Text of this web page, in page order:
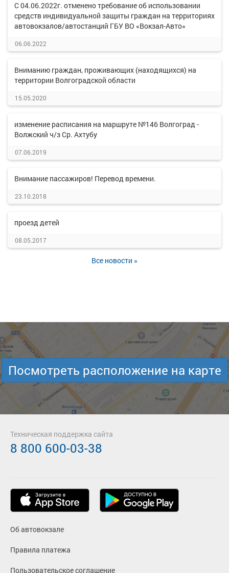
С 04.06.2022г. отменено требование об использовании
средств индивидуальной защиты граждан на территориях
автовокзалов/автостанций ГБУ ВО «Вокзал-Авто»
06.06.2022
Вниманию граждан, проживающих (находящихся) на
территории Волгоградской области
15.05.2020
изменение расписания на маршруте №146 Волгоград -
Волжский ч/з Ср. Ахтубу
07.06.2019
Внимание пассажиров! Перевод времени.
23.10.2018
проезд детей
08.05.2017
Все новости »
Посмотреть расположение на карте
Об автовокзале
Правила платежа
Пользовательское соглашение
Техническая поддержка сайта
8 800 600-03-38